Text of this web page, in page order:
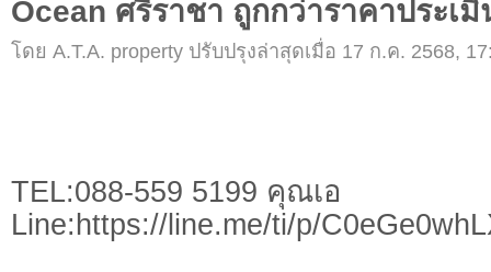
Ocean ศรีราชา ถูกกว่าราคาประเมิ
โดย A.T.A. property ปรับปรุงล่าสุดเมื่อ 17 ก.ค. 2568,
TEL:088-559 5199 คุณเอ
Line:https://line.me/ti/p/